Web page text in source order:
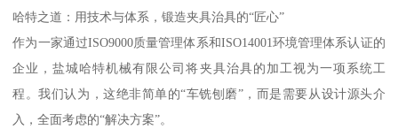
哈特之道：用技术与体系，锻造夹具治具的“匠心”
作为一家通过ISO9000质量管理体系和ISO14001环境管理体系认证的
企业，盐城哈特机械有限公司将夹具治具的加工视为一项系统工
程。我们认为，这绝非简单的“车铣刨磨”，而是需要从设计源头介
入，全面考虑的“解决方案”。